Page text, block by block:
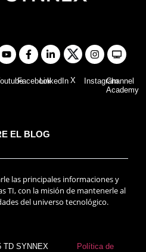
FacebookLinkedIn X InstagramChannel
Academy
EL BLOG
las principales informaciones y
TI, con la misión de mantenerle al
del universo tecnológico.
TD SYNNEX
Política de